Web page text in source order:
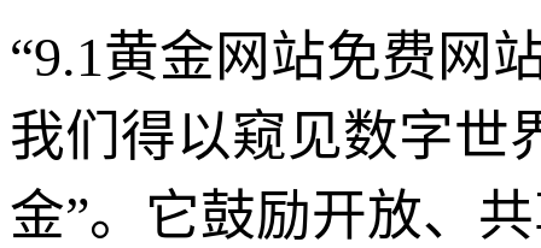
“9.1黄金网站免费网
我们得以窥见数字世
金”。它鼓励开放、